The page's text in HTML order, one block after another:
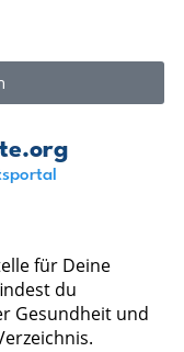
für Deine
du
Gesundheit und